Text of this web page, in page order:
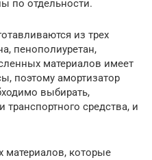
по отдельности.
из трех
пенополиуретан,
материалов имеет
поэтому амортизатор
выбирать,
транспортного средства, и
которые